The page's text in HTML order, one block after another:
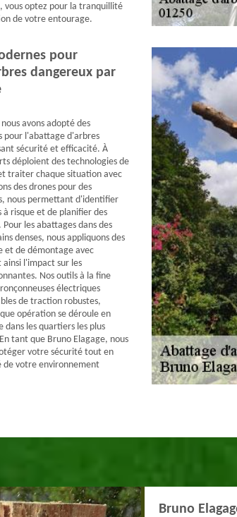
vous optez pour la tranquillité
de votre entourage.
pour
dangereux par
avons adopté des
pour l'abattage d'arbres
sécurité et efficacité. À
déploient des technologies de
traiter chaque situation avec
des drones pour des
nous permettant d'identifier
à risque et de planifier des
les abattages dans des
denses, nous appliquons des
et de démontage avec
l'impact sur les
Nos outils à la fine
électriques
de traction robustes,
opération se déroule en
les quartiers les plus
tant que Bruno Elagage, nous
votre sécurité tout en
votre environnement
Bruno